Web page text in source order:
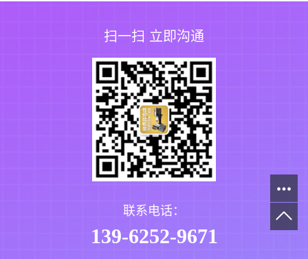
扫一扫 立即沟通
联系电话：
139-6252-9671